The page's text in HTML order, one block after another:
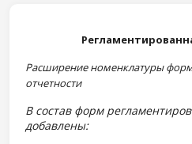
Расширение номенклатуры
отчетности
В состав форм
добавлены: